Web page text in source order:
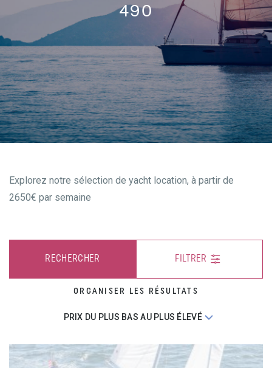
490
Explorez notre sélection de yacht location, à partir de
2650€ par semaine
RECHERCHER FILTRER
ORGANISER LES RÉSULTATS